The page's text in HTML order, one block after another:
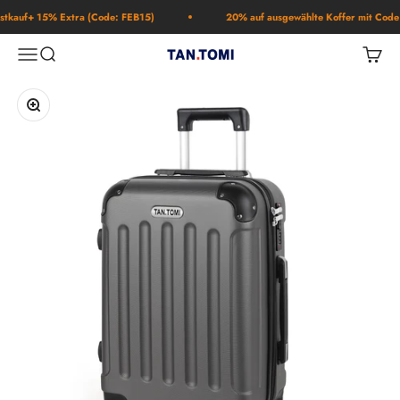
Zum Inhalt springen
15% Extra (Code: FEB15) 20% auf ausgewählte Koffer mit Code
Navigationsmenü öffnen
Suche öffnen TAN.TOMI
Bild vergrößern